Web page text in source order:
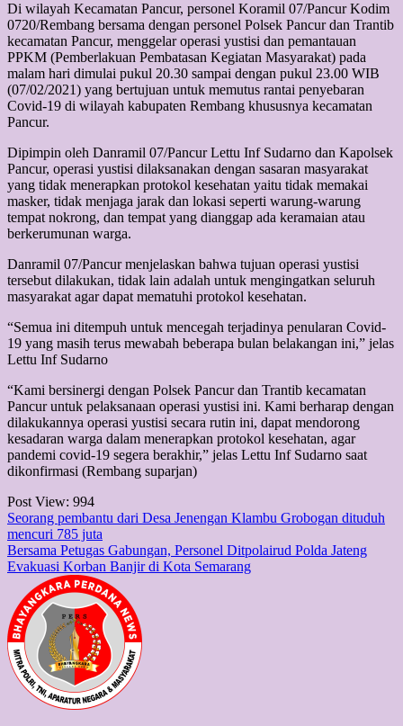
Di wilayah Kecamatan Pancur, personel Koramil 07/Pancur Kodim
0720/Rembang bersama dengan personel Polsek Pancur dan Trantib
kecamatan Pancur, menggelar operasi yustisi dan pemantauan
PPKM (Pemberlakuan Pembatasan Kegiatan Masyarakat) pada
malam hari dimulai pukul 20.30 sampai dengan pukul 23.00 WIB
(07/02/2021) yang bertujuan untuk memutus rantai penyebaran
Covid-19 di wilayah kabupaten Rembang khususnya kecamatan
Pancur.
Dipimpin oleh Danramil 07/Pancur Lettu Inf Sudarno dan Kapolsek
Pancur, operasi yustisi dilaksanakan dengan sasaran masyarakat
yang tidak menerapkan protokol kesehatan yaitu tidak memakai
masker, tidak menjaga jarak dan lokasi seperti warung-warung
tempat nokrong, dan tempat yang dianggap ada keramaian atau
berkerumunan warga.
Danramil 07/Pancur menjelaskan bahwa tujuan operasi yustisi
tersebut dilakukan, tidak lain adalah untuk mengingatkan seluruh
masyarakat agar dapat mematuhi protokol kesehatan.
“Semua ini ditempuh untuk mencegah terjadinya penularan Covid-
19 yang masih terus mewabah beberapa bulan belakangan ini,” jelas
Lettu Inf Sudarno
“Kami bersinergi dengan Polsek Pancur dan Trantib kecamatan
Pancur untuk pelaksanaan operasi yustisi ini. Kami berharap dengan
dilakukannya operasi yustisi secara rutin ini, dapat mendorong
kesadaran warga dalam menerapkan protokol kesehatan, agar
pandemi covid-19 segera berakhir,” jelas Lettu Inf Sudarno saat
dikonfirmasi (Rembang suparjan)
Post View: 994
Post
navigation
Seorang pembantu dari Desa Jenengan Klambu Grobogan dituduh
mencuri 785 juta
Bersama Petugas Gabungan, Personel Ditpolairud Polda Jateng
Evakuasi Korban Banjir di Kota Semarang